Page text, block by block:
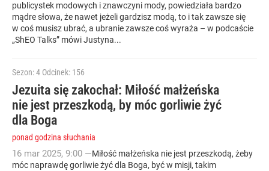
publicystek modowych i znawczyni mody, powiedziała bardzo
mądre słowa, że nawet jeżeli gardzisz modą, to i tak zawsze się
w coś musisz ubrać, a ubranie zawsze coś wyraża – w podcaście
„ShEO Talks” mówi Justyna...
Sezon: 4 Odcinek: 156
Jezuita się zakochał: Miłość małżeńska
nie jest przeszkodą, by móc gorliwie żyć
dla Boga
ponad godzina słuchania
16 mar 2025, 9:00 —Miłość małżeńska nie jest przeszkodą, żeby
móc naprawdę gorliwie żyć dla Boga, być w misji, takim